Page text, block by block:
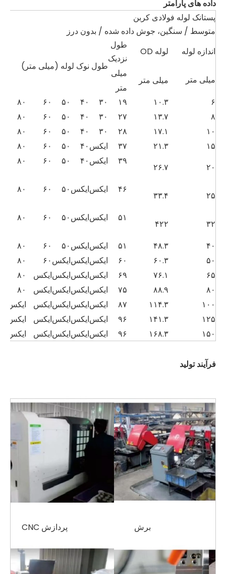
داده های پارامتر
پستانک لوله فولادی کربن
متوسط ​​/ سنگین، جوش داده شده / بدون درز
اندازه لوله
لوله OD
طول
نزدیک
طول نوک لوله (میلی متر)
میلی متر
میلی متر
میلی
متر
۶
۱۰.۳ ۱۹ ۳۰ ۴۰ ۵۰ ۶۰ ۸۰
۸
۱۳.۷ ۲۷ ۳۰ ۴۰ ۵۰ ۶۰ ۸۰
۱۰
۱۷.۱ ۲۸ ۳۰ ۴۰ ۵۰ ۶۰ ۸۰
۱۵
۲۱.۳ ۳۷ ایکس۴۰ ۵۰ ۶۰ ۸۰
۲۰
۲۶.۷
۳۹ ایکس۴۰ ۵۰ ۶۰ ۸۰
۲۵ ۳۳.۴
۴۶ ایکسایکس۵۰ ۶۰ ۸۰
۳۲ ۴۲۲
۵۱ ایکسایکس۵۰ ۶۰ ۸۰
۴۰ ۴۸.۳ ۵۱ ایکسایکس۵۰ ۶۰ ۸۰
۵۰
۶۰.۳ ۶۰ ایکسایکسایکس۶۰ ۸۰
۶۵
۷۶.۱ ۶۹ ایکسایکسایکسایکس ۸۰
۸۰
۸۸.۹ ۷۵ ایکسایکسایکسایکس ۸۰
۱۰۰
۱۱۴.۳ ۸۷ ایکسایکسایکسایکس ایکس
۱۲۵
۱۴۱.۳ ۹۶ ایکسایکسایکسایکس ایکس
۱۵۰
۱۶۸.۳ ۹۶ ایکسایکسایکسایکس ایکس
فرآیند تولید
برش پردازش CNC